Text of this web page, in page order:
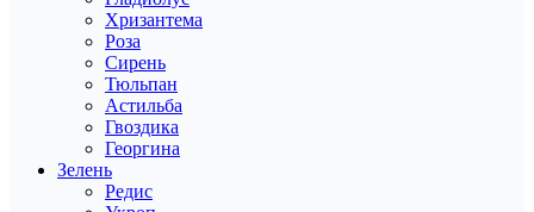
Хризантема
Роза
Сирень
Тюльпан
Астильба
Гвоздика
Георгина
Зелень
Редис